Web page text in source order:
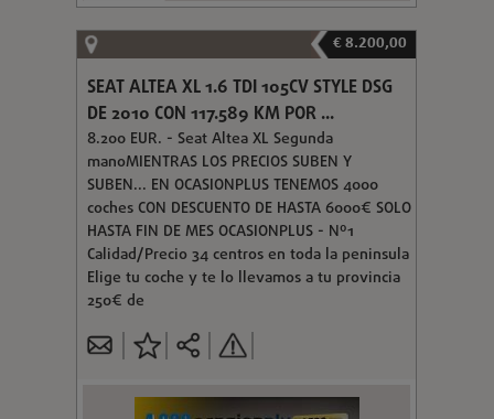
€ 8.200,00
SEAT ALTEA XL 1.6 TDI 105CV STYLE DSG
DE 2010 CON 117.589 KM POR ...
8.200 EUR. - Seat Altea XL Segunda
manoMIENTRAS LOS PRECIOS SUBEN Y
SUBEN... EN OCASIONPLUS TENEMOS 4000
coches CON DESCUENTO DE HASTA 6000€ SOLO
HASTA FIN DE MES OCASIONPLUS - Nº1
Calidad/Precio 34 centros en toda la peninsula
Elige tu coche y te lo llevamos a tu provincia
250€ de